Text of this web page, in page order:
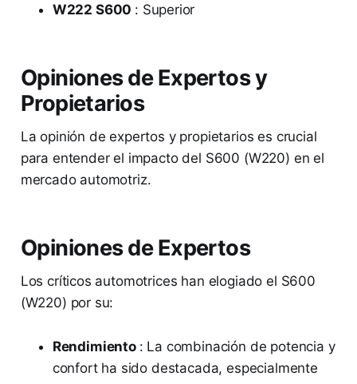
W222 S600 : Superior
Opiniones de Expertos y
Propietarios
La opinión de expertos y propietarios es crucial
para entender el impacto del S600 (W220) en el
mercado automotriz.
Opiniones de Expertos
Los críticos automotrices han elogiado el S600
(W220) por su:
Rendimiento : La combinación de potencia y
confort ha sido destacada, especialmente